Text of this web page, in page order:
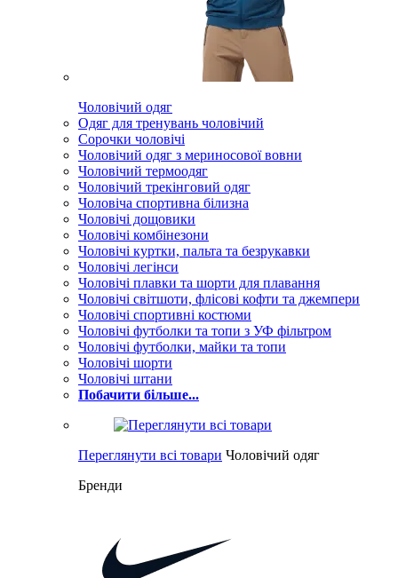
Чоловічий одяг
Одяг для тренувань чоловічий
Сорочки чоловічі
Чоловічий одяг з мериносової вовни
Чоловічий термоодяг
Чоловічий трекінговий одяг
Чоловіча спортивна білизна
Чоловічі дощовики
Чоловічі комбінезони
Чоловічі куртки, пальта та безрукавки
Чоловічі легінси
Чоловічі плавки та шорти для плавання
Чоловічі світшоти, флісові кофти та джемпери
Чоловічі спортивні костюми
Чоловічі футболки та топи з УФ фільтром
Чоловічі футболки, майки та топи
Чоловічі шорти
Чоловічі штани
Побачити більше...
Переглянути всі товари Чоловічий одяг
Бренди